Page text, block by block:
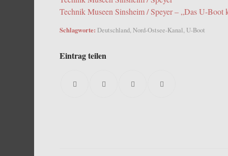
Technik Museen Sinsheim / Speyer – „Das U-Boot
Schlagworte: Deutschland,Nord-Ostsee-Kanal, U-Boot
Eintrag teilen